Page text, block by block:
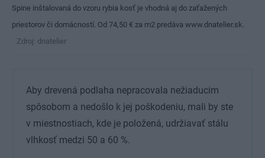
Spine inštalovaná do vzoru rybia kosť je vhodná aj do zaťažených
priestorov či domácností. Od 74,50 € za m2 predáva www.dnatelier.sk.
Zdroj: dnatelier
Aby drevená podlaha nepracovala nežiaducim
spôsobom a nedošlo k jej poškodeniu, mali by ste
v miestnostiach, kde je položená, udržiavať stálu
vlhkosť medzi 50 a 60 %.